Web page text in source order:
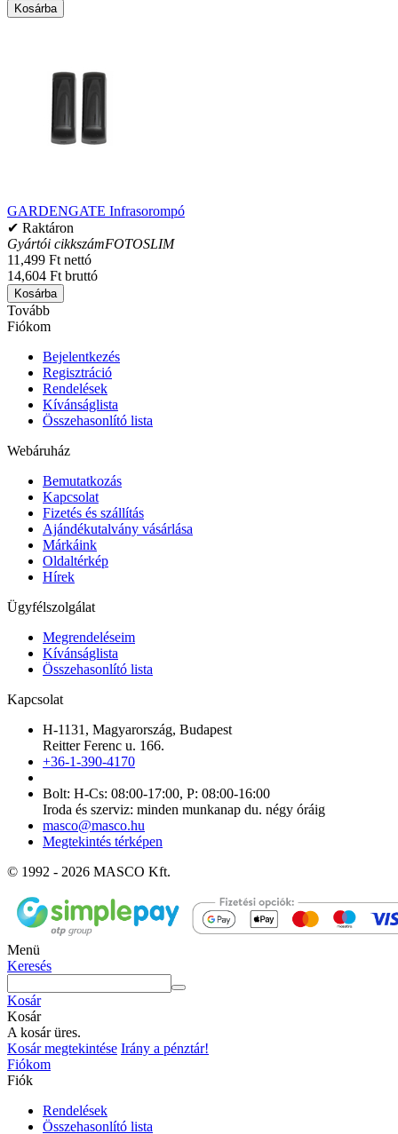
Kosárba
GARDENGATE Infrasorompó
✔ Raktáron
Gyártói cikkszámFOTOSLIM
11,499 Ft nettó
14,604 Ft bruttó
Kosárba
Tovább
Fiókom
Bejelentkezés
Regisztráció
Rendelések
Kívánságlista
Összehasonlító lista
Webáruház
Bemutatkozás
Kapcsolat
Fizetés és szállítás
Ajándékutalvány vásárlása
Márkáink
Oldaltérkép
Hírek
Ügyfélszolgálat
Megrendeléseim
Kívánságlista
Összehasonlító lista
Kapcsolat
H-1131, Magyarország, Budapest
Reitter Ferenc u. 166.
+36-1-390-4170
Bolt: H-Cs: 08:00-17:00, P: 08:00-16:00
Iroda és szerviz: minden munkanap du. négy óráig
masco@masco.hu
Megtekintés térképen
© 1992 - 2026 MASCO Kft.
Menü
Keresés
Kosár
Kosár
A kosár üres.
Kosár megtekintése Irány a pénztár!
Fiókom
Fiók
Rendelések
Összehasonlító lista